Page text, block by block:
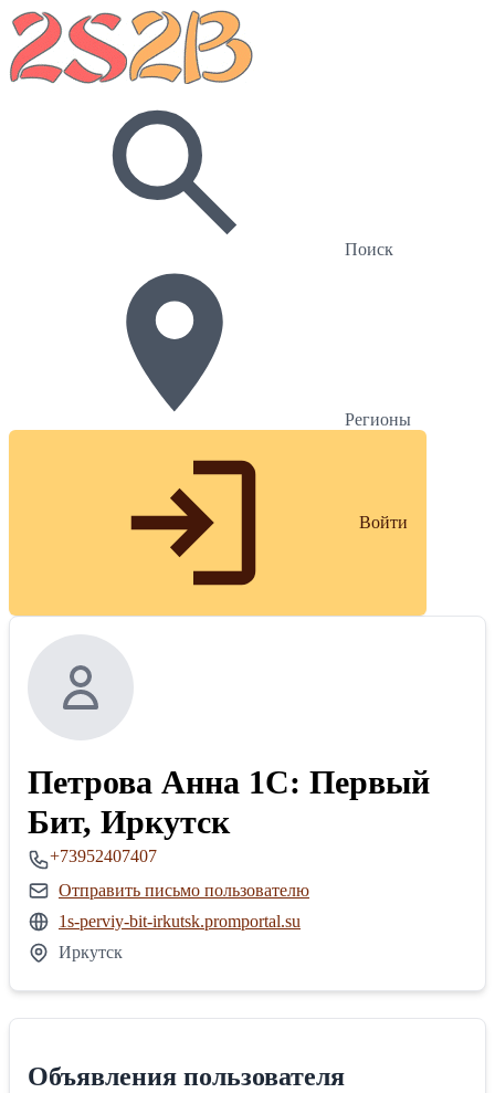
Поиск
Регионы
Войти
Петрова Анна 1С: Первый
Бит, Иркутск
+73952407407
Отправить письмо пользователю
1s-perviy-bit-irkutsk.promportal.su
Иркутск
Объявления пользователя